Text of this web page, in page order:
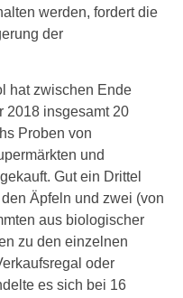
werden, fordert die
der
hat zwischen Ende
2018 insgesamt 20
Proben von
und
Gut ein Drittel
Äpfeln und zwei (von
aus biologischer
zu den einzelnen
oder
es sich bei 16